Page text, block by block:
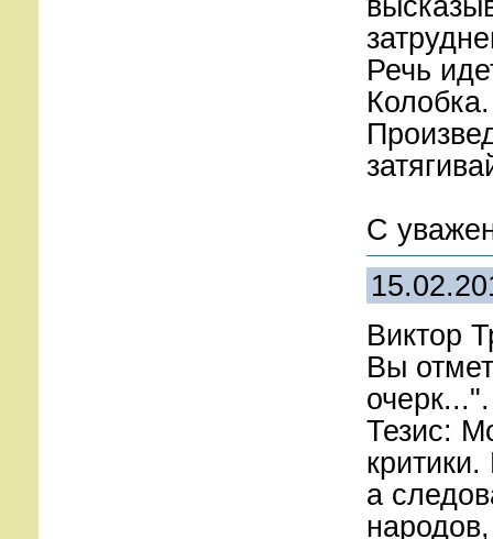
Речь
Колобка.
С
Виктор
Вы
Тезис:
а